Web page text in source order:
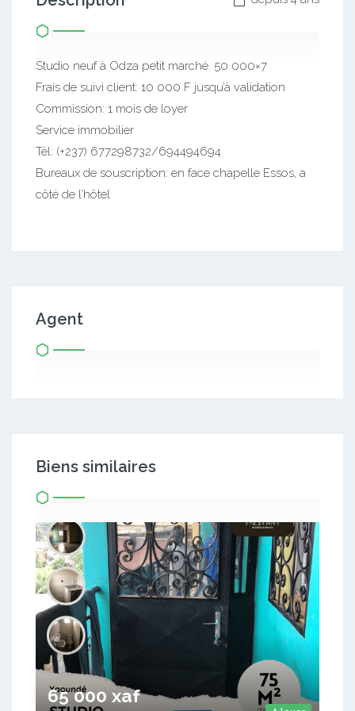
Studio neuf à Odza petit marché. 50 000×7
Frais de suivi client: 10 000 F jusqu’à validation
Commission: 1 mois de loyer
Service immobilier
Tél: (+237) 677298732/694494694
Bureaux de souscription: en face chapelle Essos, a
côté de l’hôtel
Agent
Biens similaires
65 000 xaf